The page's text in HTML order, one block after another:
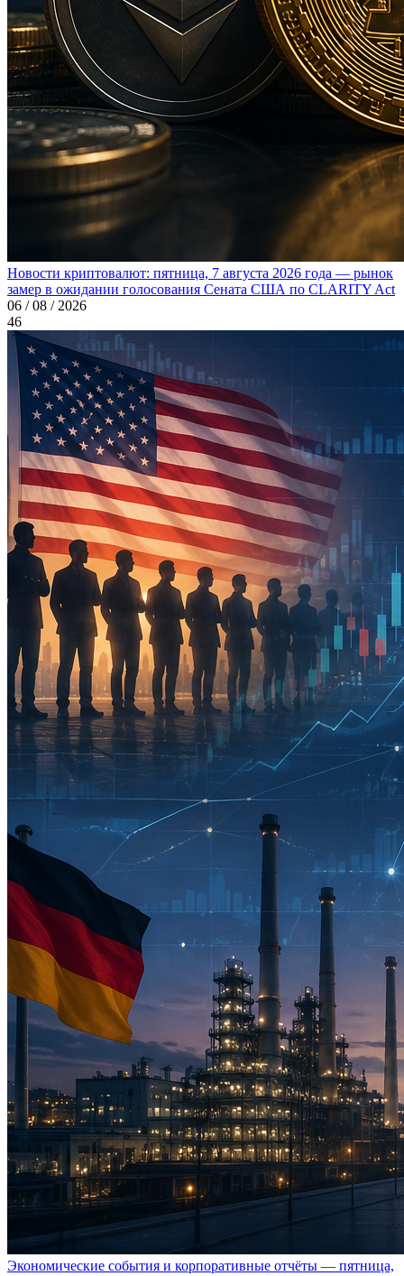
Новости криптовалют: пятница, 7 августа 2026 года — рынок
замер в ожидании голосования Сената США по CLARITY Act
06 / 08 / 2026
46
Экономические события и корпоративные отчёты — пятница,